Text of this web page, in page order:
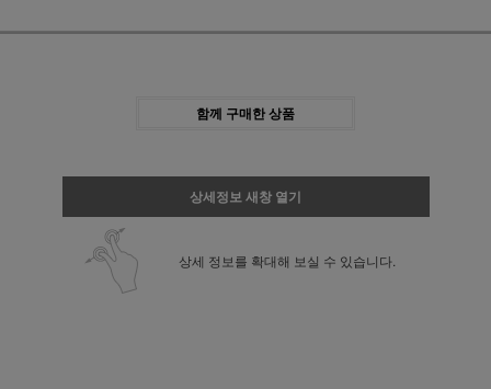
함께 구매한 상품
상세정보 새창 열기
상세 정보를 확대해 보실 수 있습니다.